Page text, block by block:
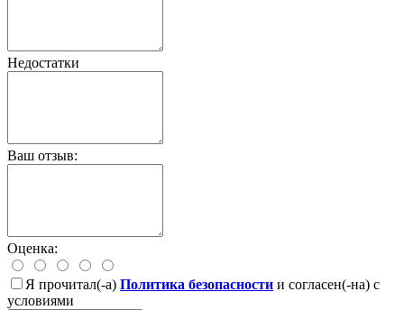
Недостатки
Ваш отзыв:
Оценка:
Я прочитал(-а) Политика безопасности и согласен(-на) с
условиями